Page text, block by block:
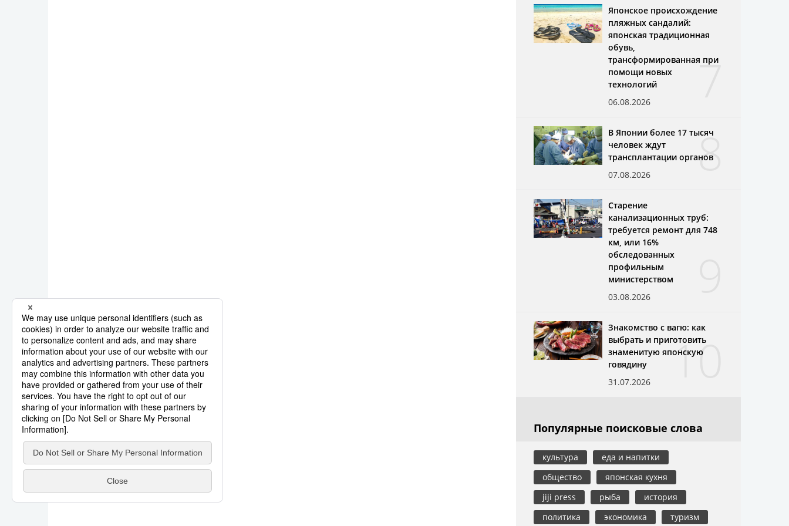
7
Японское происхождение
пляжных сандалий:
японская традиционная
обувь,
трансформированная при
помощи новых
технологий
06.08.2026
8
В Японии более 17 тысяч
человек ждут
трансплантации органов
07.08.2026
Старение
канализационных труб:
требуется ремонт для 748
км, или 16%
обследованных
профильным
министерством
03.08.2026
10
Знакомство с вагю: как
выбрать и приготовить
знаменитую японскую
говядину
31.07.2026
Популярные поисковые слова
культура
еда и напитки
общество
японская кухня
jiji press
рыба
история
политика
экономика туризм